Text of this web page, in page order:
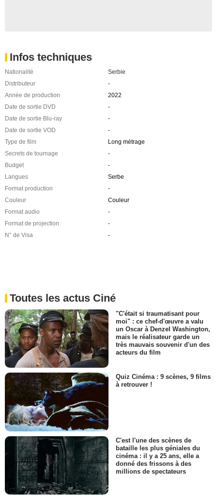
Infos techniques
Nationalité
Serbie
Distributeur
-
Année de production
2022
Date de sortie DVD
-
Date de sortie Blu-ray
-
Date de sortie VOD
-
Type de film
Long métrage
Secrets de tournage
-
Budget
-
Langues
Serbe
Format production
-
Couleur
Couleur
Format audio
-
Format de projection
-
N° de Visa
-
Toutes les actus Ciné
"C'était si traumatisant pour
moi" : ce chef-d'œuvre a valu
un Oscar à Denzel Washington,
mais le réalisateur garde un
très mauvais souvenir d'un des
acteurs du film
Quiz Cinéma : 9 scènes, 9 films
à retrouver !
C'est l'une des scènes de
bataille les plus géniales du
cinéma : il y a 25 ans, elle a
donné des frissons à des
millions de spectateurs